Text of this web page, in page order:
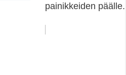
painikkeiden päälle.